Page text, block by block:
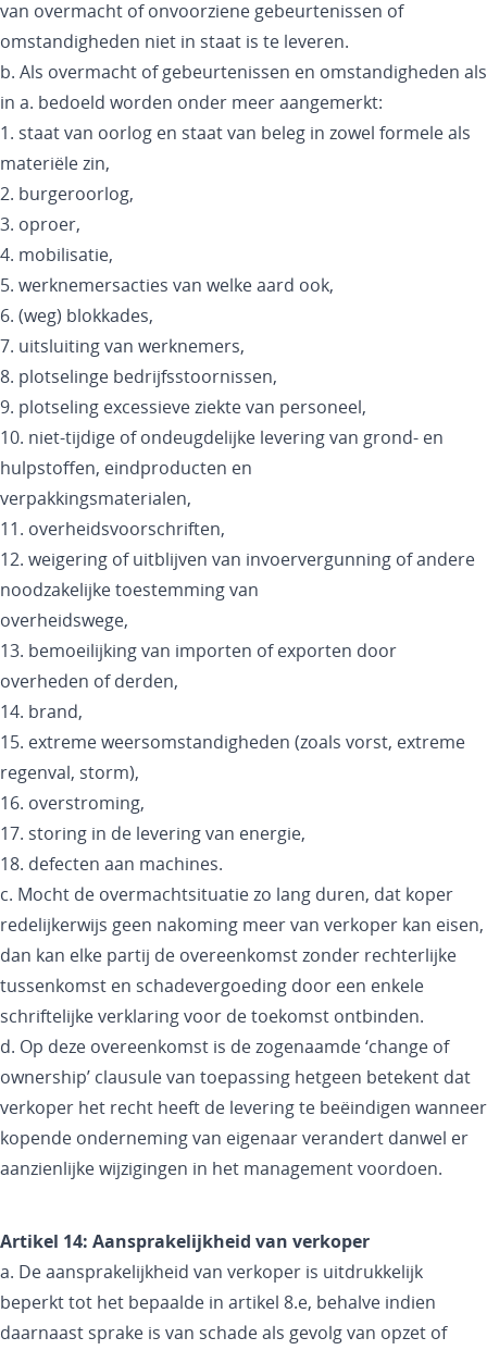
van overmacht of onvoorziene gebeurtenissen of
omstandigheden niet in staat is te leveren.
b. Als overmacht of gebeurtenissen en omstandigheden als
in a. bedoeld worden onder meer aangemerkt:
1. staat van oorlog en staat van beleg in zowel formele als
materiële zin,
2. burgeroorlog,
3. oproer,
4. mobilisatie,
5. werknemersacties van welke aard ook,
6. (weg) blokkades,
7. uitsluiting van werknemers,
8. plotselinge bedrijfsstoornissen,
9. plotseling excessieve ziekte van personeel,
10. niet-tijdige of ondeugdelijke levering van grond- en
hulpstoffen, eindproducten en
verpakkingsmaterialen,
11. overheidsvoorschriften,
12. weigering of uitblijven van invoervergunning of andere
noodzakelijke toestemming van
overheidswege,
13. bemoeilijking van importen of exporten door
overheden of derden,
14. brand,
15. extreme weersomstandigheden (zoals vorst, extreme
regenval, storm),
16. overstroming,
17. storing in de levering van energie,
18. defecten aan machines.
c. Mocht de overmachtsituatie zo lang duren, dat koper
redelijkerwijs geen nakoming meer van verkoper kan eisen,
dan kan elke partij de overeenkomst zonder rechterlijke
tussenkomst en schadevergoeding door een enkele
schriftelijke verklaring voor de toekomst ontbinden.
d. Op deze overeenkomst is de zogenaamde ‘change of
ownership’ clausule van toepassing hetgeen betekent dat
verkoper het recht heeft de levering te beëindigen wanneer
kopende onderneming van eigenaar verandert danwel er
aanzienlijke wijzigingen in het management voordoen.
Artikel 14: Aansprakelijkheid van verkoper
a. De aansprakelijkheid van verkoper is uitdrukkelijk
beperkt tot het bepaalde in artikel 8.e, behalve indien
daarnaast sprake is van schade als gevolg van opzet of